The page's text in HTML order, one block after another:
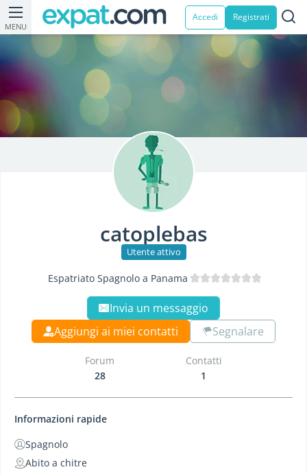
MENU
Accedi Registrati
catoplebas
Utente attivo
Espatriato Spagnolo a Panama
Invia un messaggio
Aggiungi ai miei contatti
Segnalare
Forum
28
Contatti
1
Informazioni rapide
Spagnolo
Abito a chitre